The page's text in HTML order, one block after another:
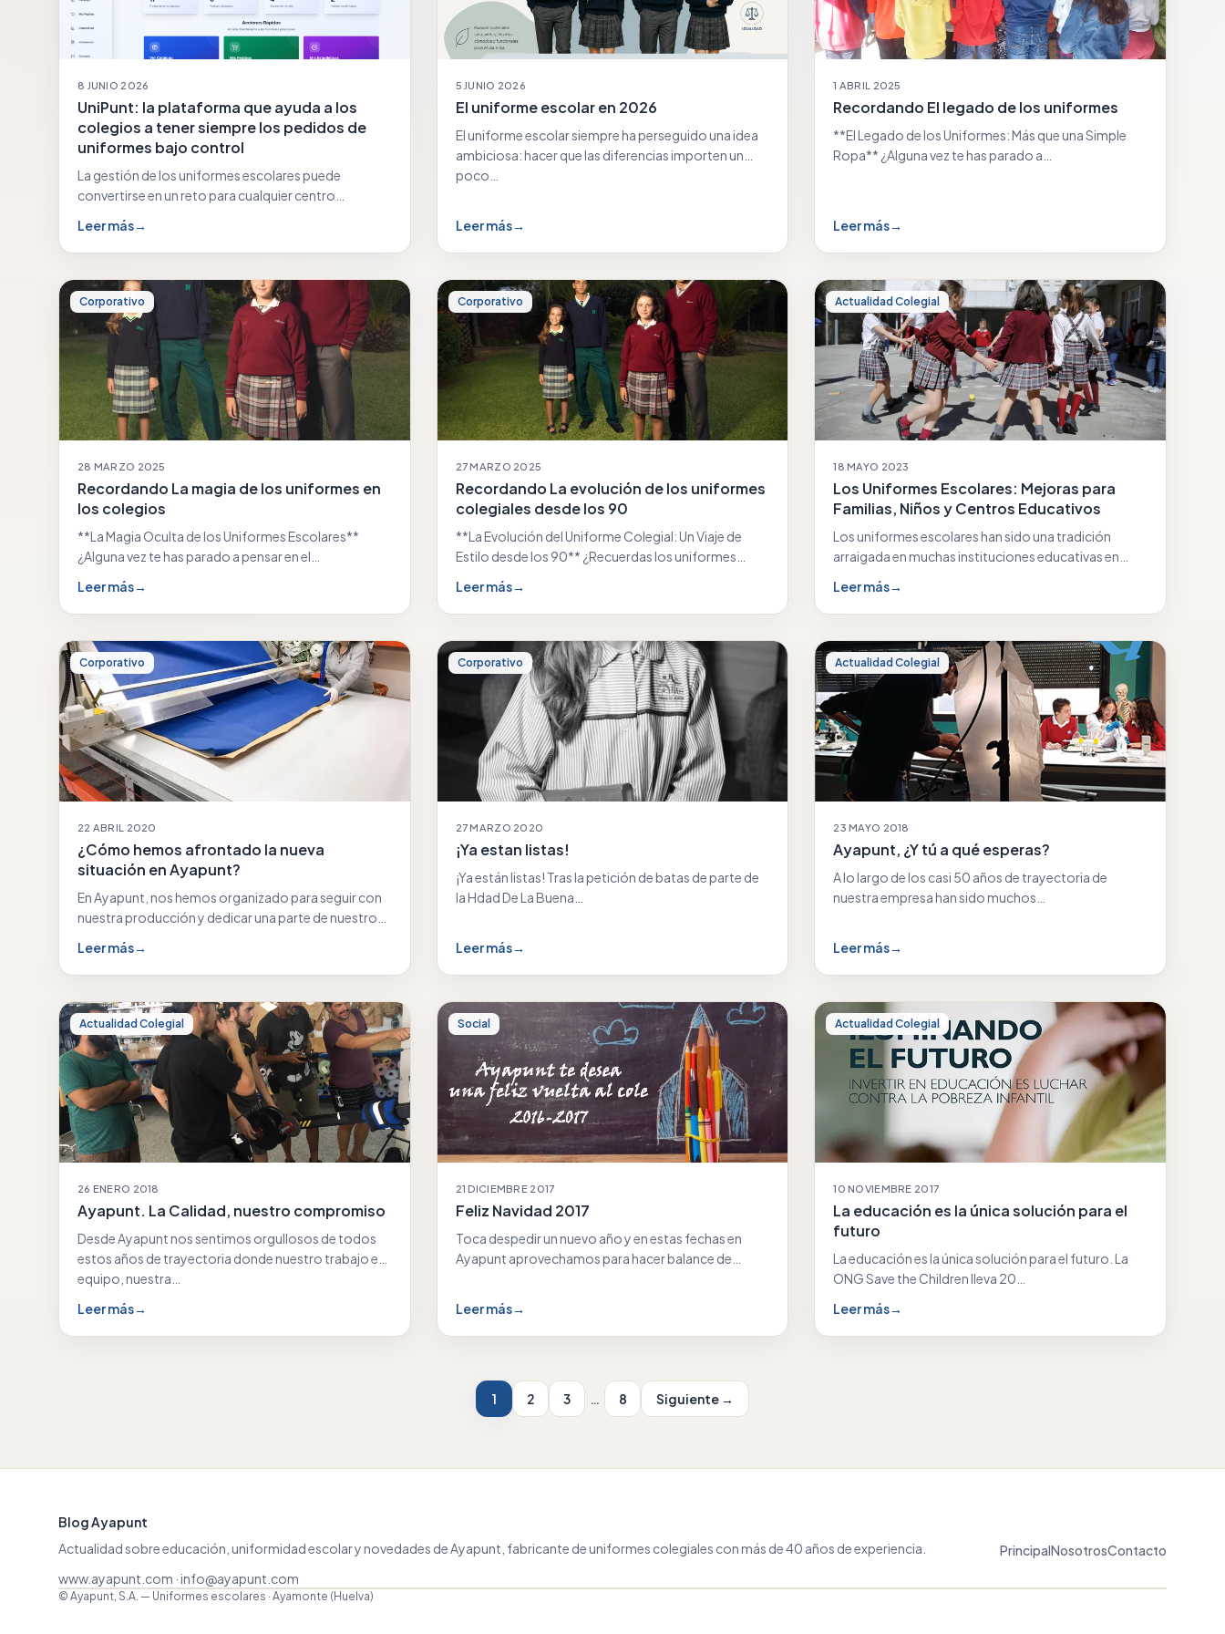
8 JUNIO 2026
UniPunt: la plataforma que ayuda a los
colegios a tener siempre los pedidos de
uniformes bajo control
La gestión de los uniformes escolares puede
convertirse en un reto para cualquier centro
Leer más→
5 JUNIO 2026
El uniforme escolar en 2026
El uniforme escolar siempre ha perseguido una idea
ambiciosa: hacer que las diferencias importen un
poco…
Leer más→
1 ABRIL 2025
Recordando El legado de los uniformes
**El Legado de los Uniformes: Más que una Simple
Ropa** ¿Alguna vez te has parado a…
Leer más→
Corporativo
28 MARZO 2025
Recordando La magia de los uniformes en
los colegios
**La Magia Oculta de los Uniformes Escolares**
¿Alguna vez te has parado a pensar en el…
Leer más→
Corporativo
27 MARZO 2025
Recordando La evolución de los uniformes
colegiales desde los 90
**La Evolución del Uniforme Colegial: Un Viaje de
Estilo desde los 90** ¿Recuerdas los uniformes
Leer más→
Actualidad Colegial
18 MAYO 2023
Los Uniformes Escolares: Mejoras para
Familias, Niños y Centros Educativos
Los uniformes escolares han sido una tradición
arraigada en muchas instituciones educativas en
Leer más→
Corporativo
22 ABRIL 2020
¿Cómo hemos afrontado la nueva
situación en Ayapunt?
En Ayapunt, nos hemos organizado para seguir con
nuestra producción y dedicar una parte de nuestro…
Leer más→
Corporativo
27 MARZO 2020
¡Ya estan listas!
¡Ya están listas! Tras la petición de batas de parte de
la Hdad De La Buena…
Leer más→
Actualidad Colegial
23 MAYO 2018
Ayapunt, ¿Y tú a qué esperas?
A lo largo de los casi 50 años de trayectoria de
nuestra empresa han sido muchos…
Leer más→
Actualidad Colegial
26 ENERO 2018
Ayapunt. La Calidad, nuestro compromiso
Desde Ayapunt nos sentimos orgullosos de todos
estos años de trayectoria donde nuestro trabajo en
equipo, nuestra…
Leer más→
Social
21 DICIEMBRE 2017
Feliz Navidad 2017
Toca despedir un nuevo año y en estas fechas en
Ayapunt aprovechamos para hacer balance de…
Leer más→
Actualidad Colegial
10 NOVIEMBRE 2017
La educación es la única solución para el
futuro
La educación es la única solución para el futuro. La
ONG Save the Children lleva 20…
Leer más→
1 2 3 8 Siguiente →
Blog Ayapunt
Actualidad sobre educación, uniformidad escolar y novedades de Ayapunt, fabricante de uniformes colegiales con más de 40 años de experiencia.
www.ayapunt.com ·info@ayapunt.com
PrincipalNosotrosContacto
© Ayapunt, S.A. — Uniformes escolares · Ayamonte (Huelva)